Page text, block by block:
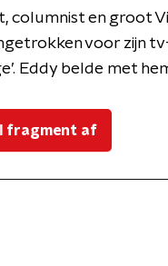
columnist en groot
voor zijn
Eddy belde met
fragment af